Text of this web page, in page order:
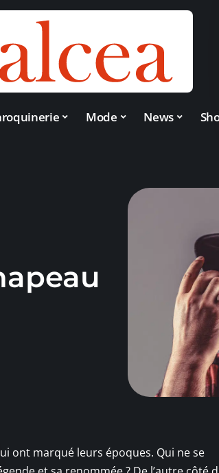
Mode News
ont marqué leurs époques. Qui ne se